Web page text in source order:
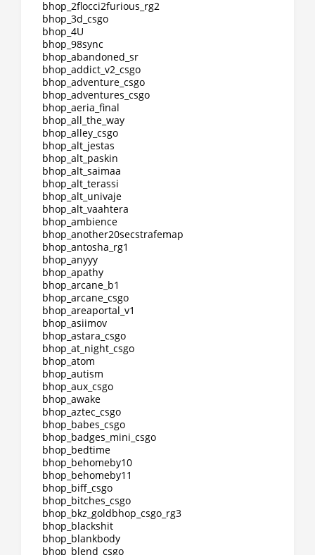
bhop_2flocci2furious_rg2
bhop_3d_csgo
bhop_4U
bhop_98sync
bhop_abandoned_sr
bhop_addict_v2_csgo
bhop_adventure_csgo
bhop_adventures_csgo
bhop_aeria_final
bhop_all_the_way
bhop_alley_csgo
bhop_alt_jestas
bhop_alt_paskin
bhop_alt_saimaa
bhop_alt_terassi
bhop_alt_univaje
bhop_alt_vaahtera
bhop_ambience
bhop_another20secstrafemap
bhop_antosha_rg1
bhop_anyyy
bhop_apathy
bhop_arcane_b1
bhop_arcane_csgo
bhop_areaportal_v1
bhop_asiimov
bhop_astara_csgo
bhop_at_night_csgo
bhop_atom
bhop_autism
bhop_aux_csgo
bhop_awake
bhop_aztec_csgo
bhop_babes_csgo
bhop_badges_mini_csgo
bhop_bedtime
bhop_behomeby10
bhop_behomeby11
bhop_biff_csgo
bhop_bitches_csgo
bhop_bkz_goldbhop_csgo_rg3
bhop_blackshit
bhop_blankbody
bhop_blend_csgo